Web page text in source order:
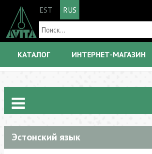
EST RUS
КАТАЛОГ ИНТЕРНЕТ-МАГАЗИН
Эстонский язык